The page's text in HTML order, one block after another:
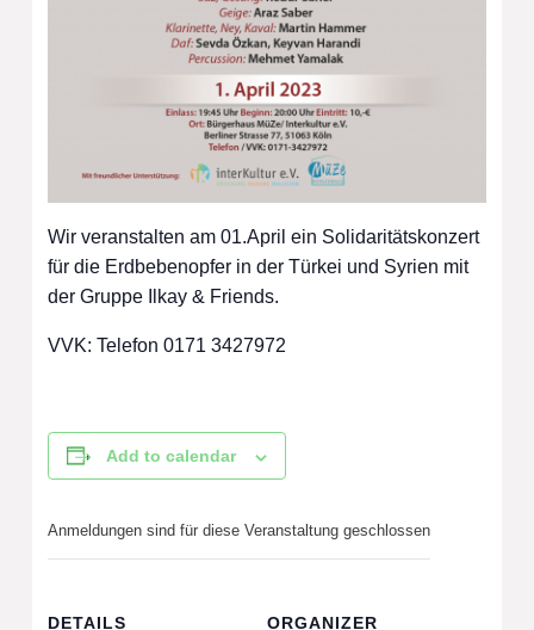
Wir veranstalten am 01.April ein Solidaritätskonzert
für die Erdbebenopfer in der Türkei und Syrien mit
der Gruppe Ilkay & Friends.
VVK: Telefon 0171 3427972
Add to calendar
DETAILS
ORGANIZER
Anmeldungen sind für diese Veranstaltung geschlossen